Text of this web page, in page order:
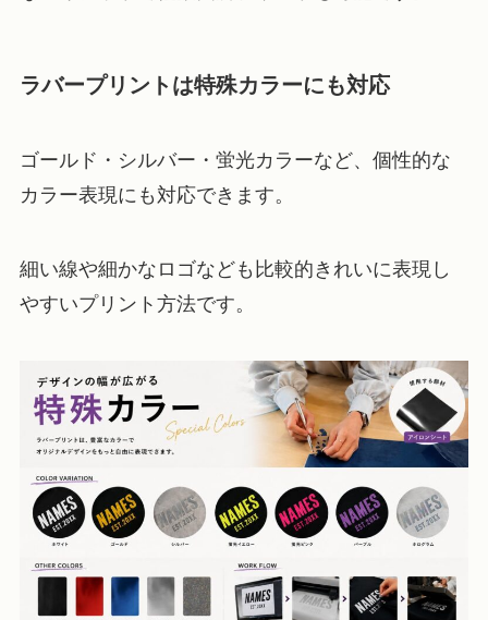
ラバープリントは特殊カラーにも対応
ゴールド・シルバー・蛍光カラーなど、個性的な
カラー表現にも対応できます。
細い線や細かなロゴなども比較的きれいに表現し
やすいプリント方法です。